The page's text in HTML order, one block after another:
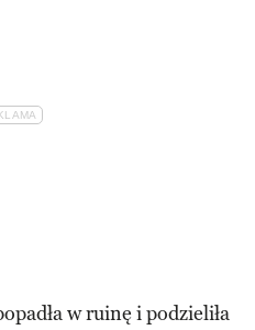
w ruinę i podzieliła